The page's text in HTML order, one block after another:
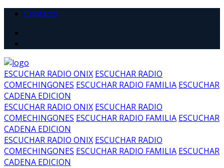
Contacto
ESCUCHAR RADIO ONIX ESCUCHAR RADIO
COMECHINGONES ESCUCHAR RADIO FAMILIA ESCUCHAR
CADENA EDICION
ESCUCHAR RADIO ONIX ESCUCHAR RADIO
COMECHINGONES ESCUCHAR RADIO FAMILIA ESCUCHAR
CADENA EDICION
ESCUCHAR RADIO ONIX ESCUCHAR RADIO
COMECHINGONES ESCUCHAR RADIO FAMILIA ESCUCHAR
CADENA EDICION